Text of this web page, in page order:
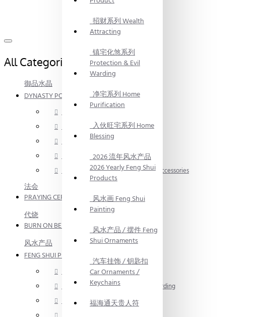
招财系列 Wealth
Attracting
镇宅化煞系列
Protection & Evil
Warding
净宅系列 Home
Purification
入伙旺宅系列 Home
Blessing
2026 流年风水产品
2026 Yearly Feng Shui
Products
风水画 Feng Shui
Painting
风水产品 / 摆件 Feng
Shui Ornaments
汽车挂饰 / 钥匙扣
Car Ornaments /
Keychains
福海通天贵人符
All Categories
御品水晶
DYNASTY POWER CRYSTAL
手绳 String Bracelet
吊坠 / 饰品 Pendant
消磁碎水晶 Crystal Fragment
手链 / 手绳配件 Bracelet / Anklet Accessories
法会
PRAYING CEREMONY
代烧
BURN ON BEHALF
风水产品
FENG SHUI PRODUCT
招财系列 Wealth Attracting
镇宅化煞系列 Protection & Evil Warding
净宅系列 Home Purification